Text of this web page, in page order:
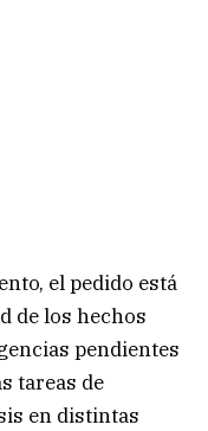
el pedido está
de los hechos
pendientes
tareas de
en distintas